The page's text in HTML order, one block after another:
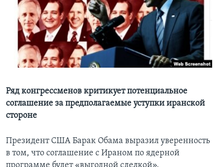
Learning English
СОЦИАЛЬНЫЕ СЕТИ
Языки
Ряд конгрессменов критикует потенциальное
соглашение за предполагаемые уступки иранской
стороне
Президент США Барак Обама выразил уверенность
в том, что соглашение с Ираном по ядерной